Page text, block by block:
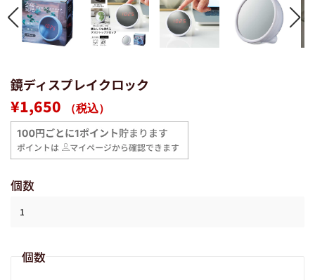
鏡ディスプレイクロック
通
常
価
格
¥1,650 （税込）
売
価
格
個数
個数